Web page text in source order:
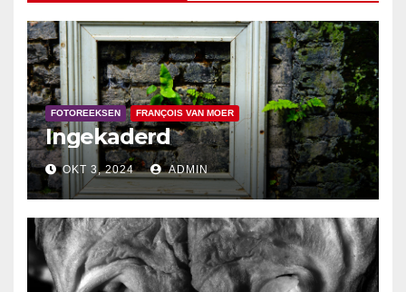
FOTOREEKSEN FRANÇOIS VAN MOER
Ingekaderd
OKT 3, 2024 ADMIN